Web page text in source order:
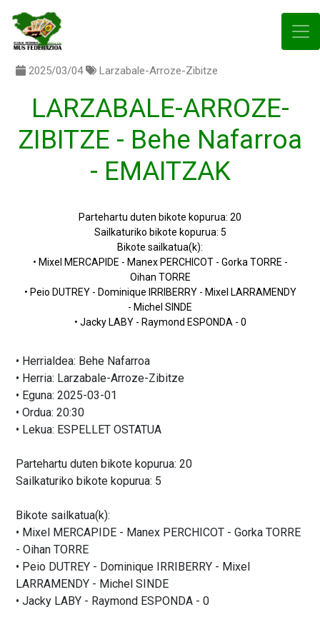
2025/03/04 Larzabale-Arroze-Zibitze
LARZABALE-ARROZE-
ZIBITZE - Behe Nafarroa
- EMAITZAK
Partehartu duten bikote kopurua: 20
Sailkaturiko bikote kopurua: 5
Bikote sailkatua(k):
• Mixel MERCAPIDE - Manex PERCHICOT - Gorka TORRE -
Oihan TORRE
• Peio DUTREY - Dominique IRRIBERRY - Mixel LARRAMENDY
- Michel SINDE
• Jacky LABY - Raymond ESPONDA - 0
• Herrialdea: Behe Nafarroa
• Herria: Larzabale-Arroze-Zibitze
• Eguna: 2025-03-01
• Ordua: 20:30
• Lekua: ESPELLET OSTATUA
Partehartu duten bikote kopurua: 20
Sailkaturiko bikote kopurua: 5
Bikote sailkatua(k):
• Mixel MERCAPIDE - Manex PERCHICOT - Gorka TORRE
- Oihan TORRE
• Peio DUTREY - Dominique IRRIBERRY - Mixel
LARRAMENDY - Michel SINDE
• Jacky LABY - Raymond ESPONDA - 0